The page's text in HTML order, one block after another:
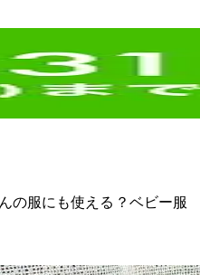
の服にも使える？ベビー服